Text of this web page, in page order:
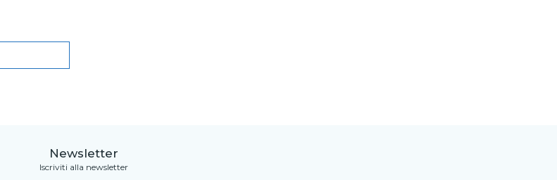
Newsletter
Iscriviti alla newsletter